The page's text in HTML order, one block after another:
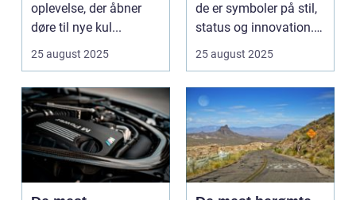
oplevelse, der åbner
døre til nye kul...
25 august 2025
de er symboler på stil,
status og innovation.
...
25 august 2025